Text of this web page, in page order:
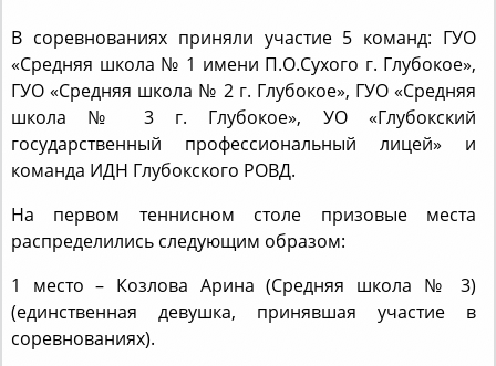
В соревнованиях приняли участие 5 команд: ГУО
«Средняя школа № 1 имени П.О.Сухого г. Глубокое»,
ГУО «Средняя школа № 2 г. Глубокое», ГУО «Средняя
школа № 3 г. Глубокое», УО «Глубокский
государственный профессиональный лицей» и
команда ИДН Глубокского РОВД.
На первом теннисном столе призовые места
распределились следующим образом:
1 место – Козлова Арина (Средняя школа № 3)
(единственная девушка, принявшая участие в
соревнованиях).